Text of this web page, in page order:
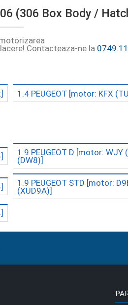
(306 Box Body /
Contacteaza-ne la
1.4 PEUGEOT [motor: KFX
1.9 PEUGEOT D [motor: WJY
(DW8)]
1.9 PEUGEOT STD [motor:
(XUD9A)]